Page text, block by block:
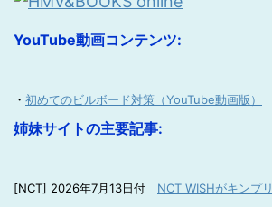
YouTube動画コンテンツ:
・ 初めてのビルボード対策（YouTube動画版）
姉妹サイトの主要記事:
[NCT] 2026年7月13日付 NCT WISHがキンプ